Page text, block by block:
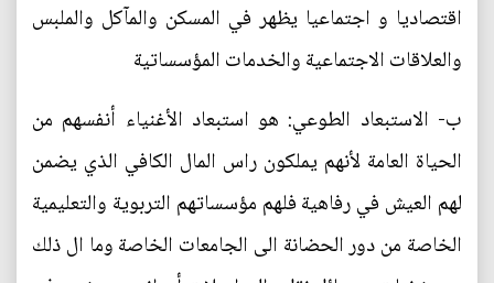
اقتصاديا و اجتماعيا يظهر في المسكن والمآكل والملبس
والعلاقات الاجتماعية والخدمات المؤسساتية
ب‌- الاستبعاد الطوعي: هو استبعاد الأغنياء أنفسهم من
الحياة العامة لأنهم يملكون راس المال الكافي الذي يضمن
لهم العيش في رفاهية فلهم مؤسساتهم التربوية والتعليمية
الخاصة من دور الحضانة الى الجامعات الخاصة وما ال ذلك